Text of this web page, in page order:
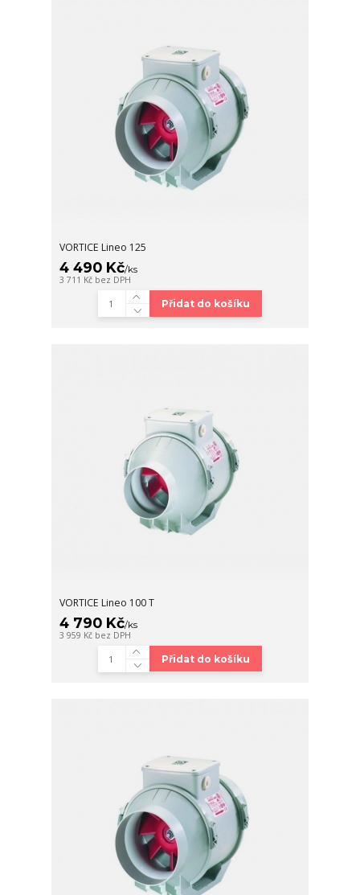
VORTICE Lineo 125
4 490 Kč/ks
3 711 Kč bez DPH
Přidat do košíku
VORTICE Lineo 100 T
4 790 Kč/ks
3 959 Kč bez DPH
Přidat do košíku